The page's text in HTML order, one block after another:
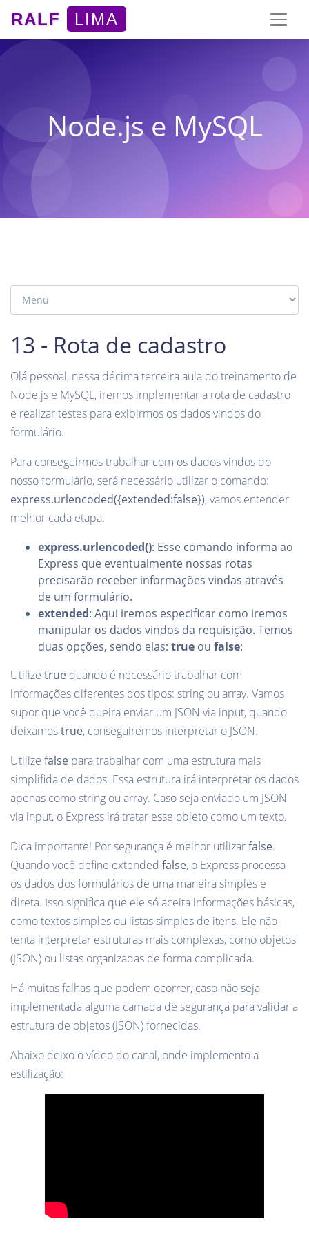
RALF LIMA
Node.js e MySQL
13 - Rota de cadastro
Olá pessoal, nessa décima terceira aula do treinamento de
Node.js e MySQL, iremos implementar a rota de cadastro
e realizar testes para exibirmos os dados vindos do
formulário.
Para conseguirmos trabalhar com os dados vindos do
nosso formulário, será necessário utilizar o comando:
express.urlencoded({extended:false}), vamos entender
melhor cada etapa.
express.urlencoded(): Esse comando informa ao
Express que eventualmente nossas rotas
precisarão receber informações vindas através
de um formulário.
extended: Aqui iremos especificar como iremos
manipular os dados vindos da requisição. Temos
duas opções, sendo elas: true ou false:
Utilize true quando é necessário trabalhar com
informações diferentes dos tipos: string ou array. Vamos
supor que você queira enviar um JSON via input, quando
deixamostrue, conseguiremos interpretar o JSON.
Utilize false para trabalhar com uma estrutura mais
simplifida de dados. Essa estrutura irá interpretar os dados
apenas como string ou array. Caso seja enviado um JSON
via input, o Express irá tratar esse objeto como um texto.
Dica importante! Por segurança é melhor utilizarfalse.
Quando você define extended false, o Express processa
os dados dos formulários de uma maneira simples e
direta. Isso significa que ele só aceita informações básicas,
como textos simples ou listas simples de itens. Ele não
tenta interpretar estruturas mais complexas, como objetos
(JSON) ou listas organizadas de forma complicada.
Há muitas falhas que podem ocorrer, caso não seja
implementada alguma camada de segurança para validar a
estrutura de objetos (JSON) fornecidas.
Abaixo deixo o vídeo do canal, onde implemento a
estilização: